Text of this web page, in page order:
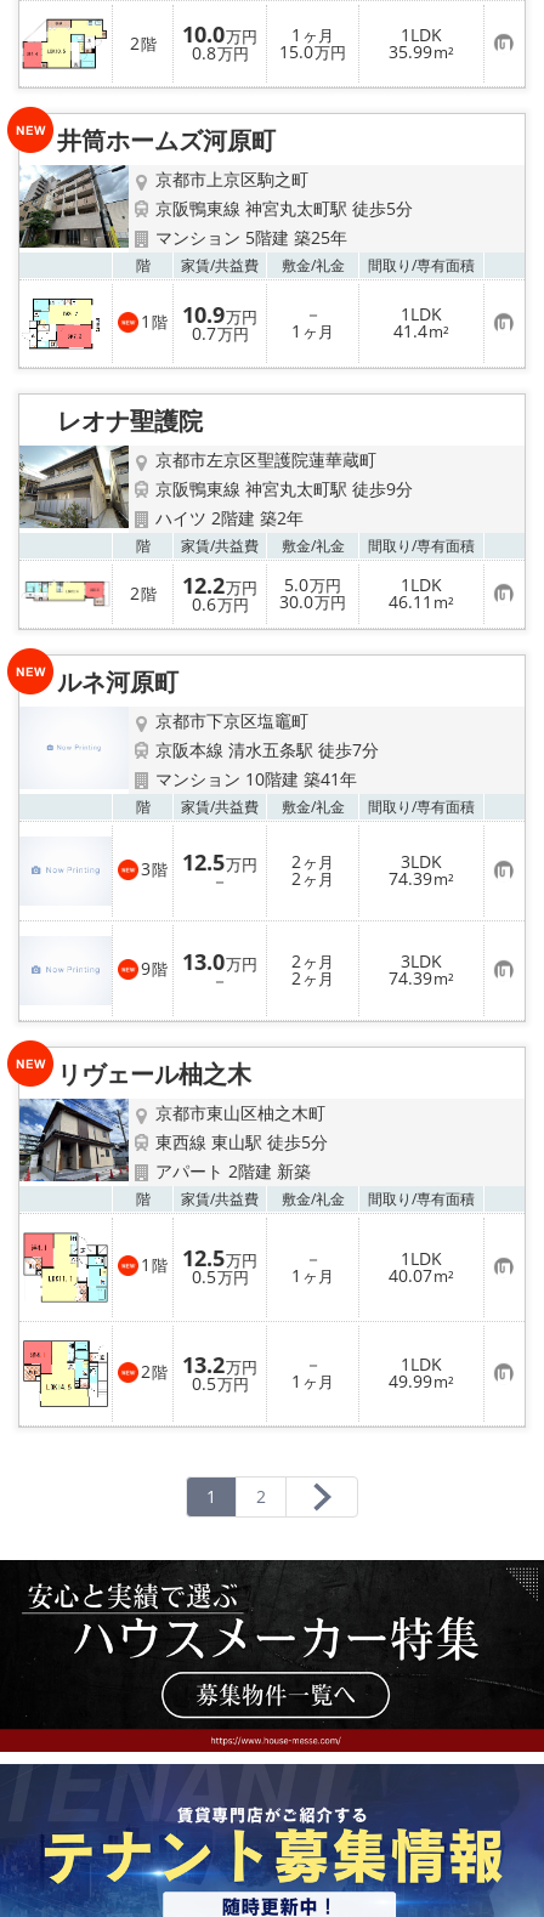
2階 10.0万円
0.8万円
1 ヶ月
15.0万円
1LDK
35.99m² お
気
に
り
井筒ホームズ河原町
京都市上京区駒之町
京阪鴨東線 神宮丸太町駅 徒歩5分
マンション 5階建 築25年
階 家賃/共益費 敷金/礼金 間取り/専有面積
1 階 10.9万円
0.7万円
－
1 ヶ月
1LDK
41.4m² お
気
に
り
レオナ聖護院
京都市左京区聖護院蓮華蔵町
京阪鴨東線 神宮丸太町駅 徒歩9分
ハイツ 2階建 築2年
階 家賃/共益費 敷金/礼金 間取り/専有面積
2階 12.2万円
0.6万円
5.0万円
30.0万円
1LDK
46.11 m² お
気
に
入
ルネ河原町
京都市下京区塩竈町
京阪本線 清水五条駅 徒歩7分
マンション 10階建 築41年
階 家賃/共益費 敷金/礼金 間取り/専有面積
3階 12.5万円
－
2ヶ月
2ヶ月
3LDK
74.39m² お
気
に
入
り
登
録
9階 13.0万円
－
2ヶ月
2ヶ月
3LDK
74.39m² お
気
に
入
り
リヴェール柚之木
京都市東山区柚之木町
東西線 東山駅 徒歩5分
アパート 2階建 新築
階 家賃/共益費 敷金/礼金 間取り/専有面積
1 階 12.5万円
0.5万円
－
1 ヶ月
1LDK
40.07m² お
気
に
入
り
登
録
2階 13.2万円
0.5万円
－
1 ヶ月
1LDK
49.99m² お
気
に
入
1 2